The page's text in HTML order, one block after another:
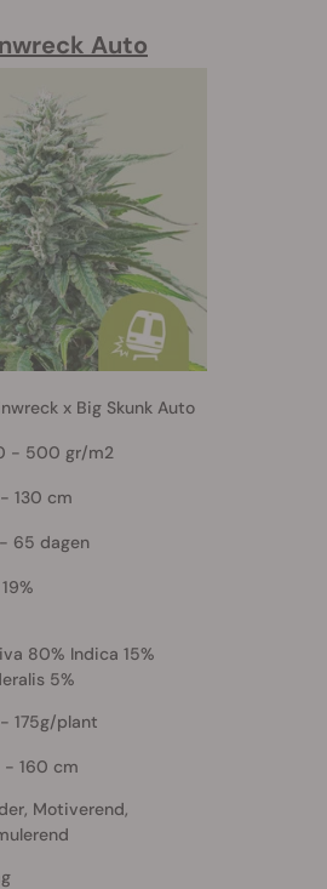
Auto
x Big Skunk Auto
- 500 gr/m2
130 cm
65 dagen
80% Indica 15%
5%
175g/plant
- 160 cm
Motiverend,